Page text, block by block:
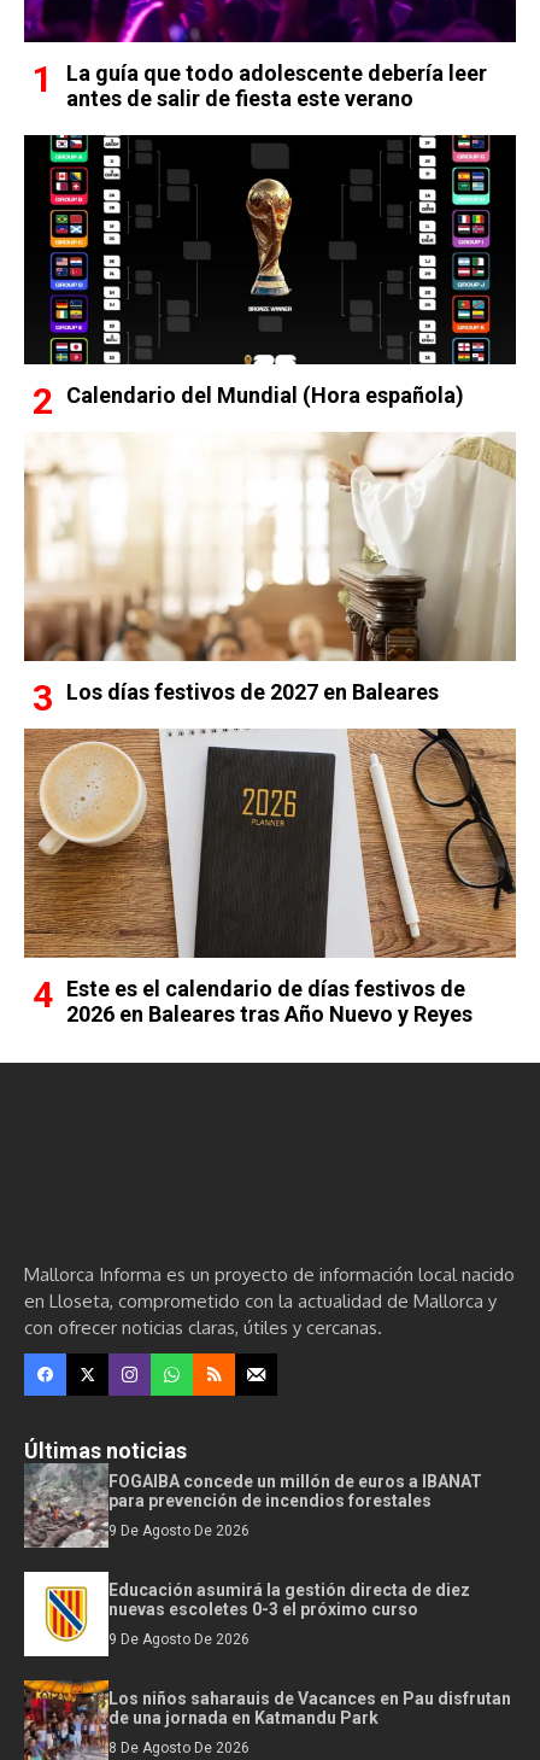
La guía que todo adolescente debería leer
antes de salir de fiesta este verano
Calendario del Mundial (Hora española)
Los días festivos de 2027 en Baleares
Este es el calendario de días festivos de
2026 en Baleares tras Año Nuevo y Reyes
Mallorca Informa es un proyecto de información local nacido
en Lloseta, comprometido con la actualidad de Mallorca y
con ofrecer noticias claras, útiles y cercanas.
Últimas noticias
FOGAIBA concede un millón de euros a IBANAT
para prevención de incendios forestales
9 De Agosto De 2026
Educación asumirá la gestión directa de diez
nuevas escoletes 0-3 el próximo curso
9 De Agosto De 2026
Los niños saharauis de Vacances en Pau disfrutan
de una jornada en Katmandu Park
8 De Agosto De 2026